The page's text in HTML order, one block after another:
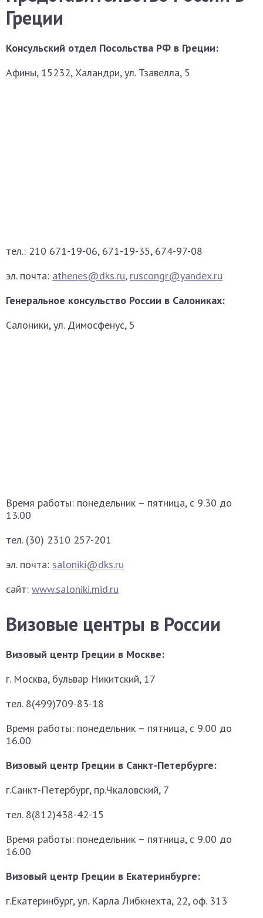
Греции
Консульский отдел Посольства РФ в Греции:
Афины, 15232, Халандри, ул. Тзавелла, 5
тел.: 210 671-19-06, 671-19-35, 674-97-08
эл. почта: athenes@dks.ru, ruscongr@yandex.ru
Генеральное консульство России в Салониках:
Салоники, ул. Димосфенус, 5
Время работы: понедельник – пятница, с 9.30 до
13.00
тел. (30) 2310 257-201
эл. почта: saloniki@dks.ru
сайт: www.saloniki.mid.ru
Визовые центры в России
Визовый центр Греции в Москве:
г. Москва, бульвар Никитский, 17
тел. 8(499)709-83-18
Время работы: понедельник – пятница, с 9.00 до
16.00
Визовый центр Греции в Санкт-Петербурге:
г.Санкт-Петербург, пр.Чкаловский, 7
тел. 8(812)438-42-15
Время работы: понедельник – пятница, с 9.00 до
16.00
Визовый центр Греции в Екатеринбурге:
г.Екатеринбург, ул. Карла Либкнехта, 22, оф. 313